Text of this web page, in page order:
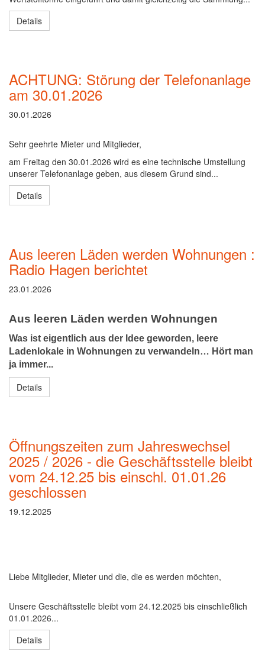
Details
ACHTUNG: Störung der Telefonanlage
am 30.01.2026
30.01.2026
Sehr geehrte Mieter und Mitglieder,
am Freitag den 30.01.2026 wird es eine technische Umstellung
unserer Telefonanlage geben, aus diesem Grund sind...
Details
Aus leeren Läden werden Wohnungen :
Radio Hagen berichtet
23.01.2026
Aus leeren Läden werden Wohnungen
Was ist eigentlich aus der Idee geworden, leere
Ladenlokale in Wohnungen zu verwandeln… Hört man
ja immer...
Details
Öffnungszeiten zum Jahreswechsel
2025 / 2026 - die Geschäftsstelle bleibt
vom 24.12.25 bis einschl. 01.01.26
geschlossen
19.12.2025
Liebe Mitglieder, Mieter und die, die es werden möchten,
Unsere Geschäftsstelle bleibt vom 24.12.2025 bis einschließlich
01.01.2026...
Details